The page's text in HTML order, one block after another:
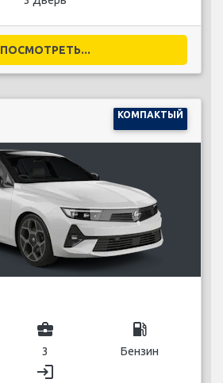
ПОСМОТРЕТЬ...
КОМПАКТЫЙ
business_center
3
local_gas_station
Бензин
login